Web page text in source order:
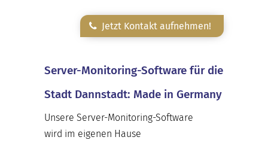
Jetzt Kontakt aufnehmen!
Server-Monitoring-Software für die
Stadt Dannstadt: Made in Germany
Unsere Server-Monitoring-Software
wird im eigenen Hause